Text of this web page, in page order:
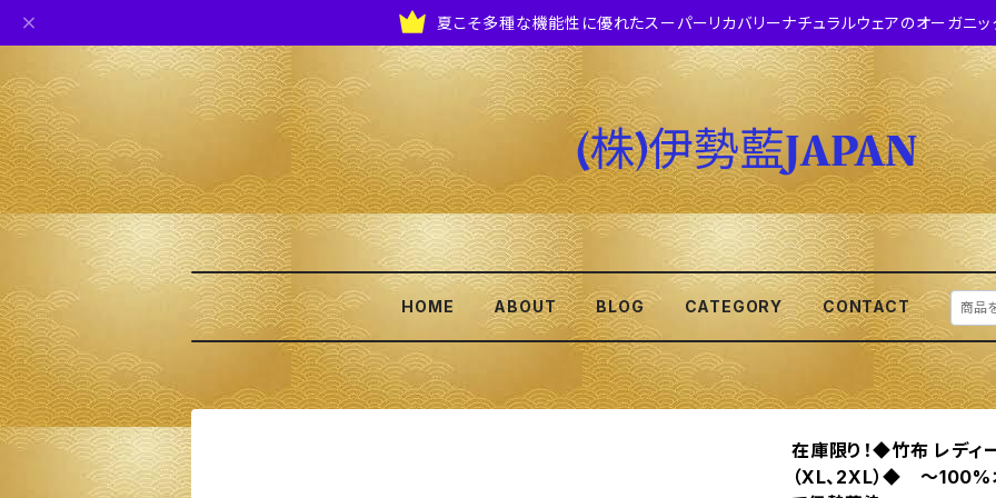
夏こそ多種な機能性に優れたスーパーリカバリーナチュラルウェアのオーガニッ
HOME ABOUT BLOG CATEGORY CONTACT
在庫限り！◆竹布 レディ
（XL、2XL）◆ 〜100%